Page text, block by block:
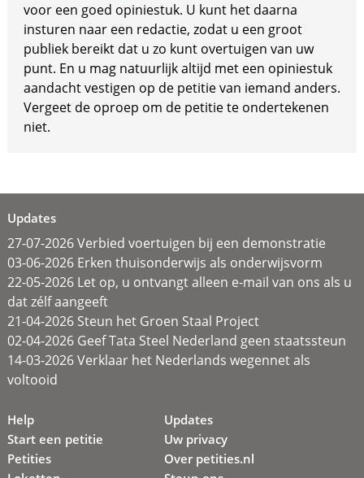
voor een goed opiniestuk. U kunt het daarna
insturen naar een redactie, zodat u een groot
publiek bereikt dat u zo kunt overtuigen van uw
punt. En u mag natuurlijk altijd met een opiniestuk
aandacht vestigen op de petitie van iemand anders.
Vergeet de oproep om de petitie te ondertekenen
niet.
Updates
27-07-2026 Verbied voertuigen bij een demonstratie
03-06-2026 Erken thuisonderwijs als onderwijsvorm
22-05-2026 Let op, u ontvangt alleen e-mail van ons als u
dat zélf aangeeft
21-04-2026 Steun het Groen Staal Project
02-04-2026 Geef Tata Steel Nederland geen staatssteun
14-03-2026 Verklaar het Nederlands wegennet als
voltooid
Help
Start een petitie
Petities
Updates
Uw privacy
Over petities.nl